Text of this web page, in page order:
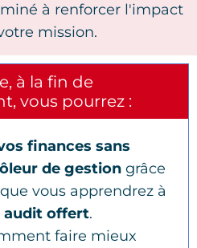
à renforcer l'impact
mission.
à la fin de
vous pourrez :
finances sans
de gestion grâce
vous apprendrez à
audit offert.
faire mieux